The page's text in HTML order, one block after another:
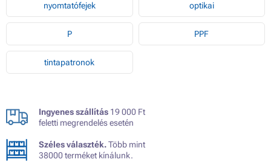
nyomtatófejek optikai
P PPF
tintapatronok
Ingyenes szállítás 19 000 Ft
feletti megrendelés esetén
Széles választék.Több mint
38000 terméket kínálunk.